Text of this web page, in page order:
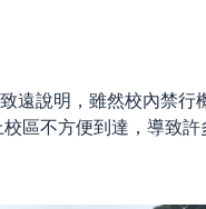
遠說明，雖然校內禁行
區不方便到達，導致